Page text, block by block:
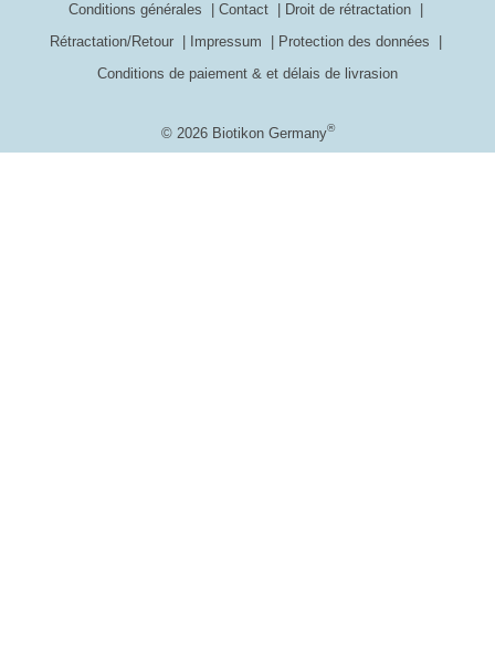
© 2026 Biotikon Germany®
Conditions générales Contact
Droit de rétractation
Rétractation/Retour
Impressum
Protection des données
Conditions de paiement & et délais de livrasion